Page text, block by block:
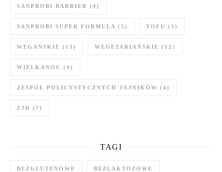
SANPROBI BARRIER (4)
SANPROBI SUPER FORMUŁA (5) TOFU (3)
WEGAŃSKIE (13) WEGETARIAŃSKIE (12)
WIELKANOC (4)
ZESPÓŁ POLICYSTYCZNYCH JAJNIKÓW (4)
ZJD (7)
TAGI
BEZGLUTENOWE BEZLAKTOZOWE